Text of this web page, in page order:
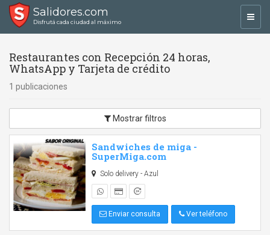
Salidores.com
Disfrutá cada ciudad al máximo
Restaurantes con Recepción 24 horas,
WhatsApp y Tarjeta de crédito
1 publicaciones
Mostrar filtros
Sandwiches de miga -
SuperMiga.com
Solo delivery - Azul
Enviar consulta Ver teléfono